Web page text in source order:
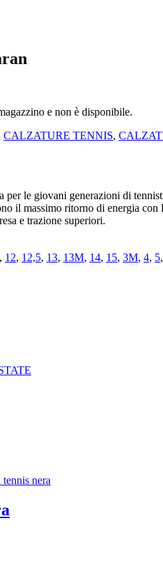
e non è disponibile.
CALZATURE TENNIS,
per le giovani generazioni di
il massimo ritorno di energia con
e trazione superiori.
, 12, 12,5, 13, 13M, 14, 15, 3M, 4, 5,